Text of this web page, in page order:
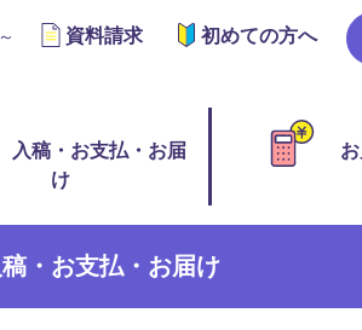
資料請求 初めての方へ
入稿・お支払・お届
け
・お支払・お届け